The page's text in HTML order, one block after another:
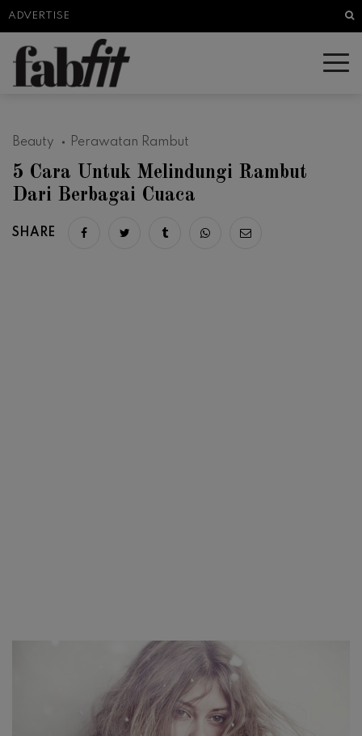
ADVERTISE
Beauty Perawatan Rambut
5 Cara Untuk Melindungi Rambut
Dari Berbagai Cuaca
SHARE Share on facebook
Share on twitter
Share on tumblr
Share via whatsapp
Share via email